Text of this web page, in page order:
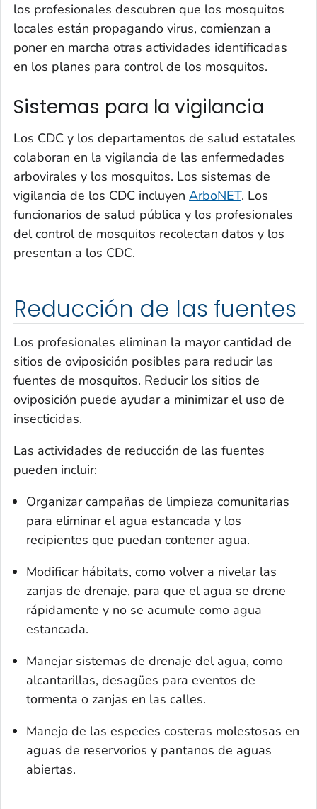
los profesionales descubren que los mosquitos
locales están propagando virus, comienzan a
poner en marcha otras actividades identificadas
en los planes para control de los mosquitos.
Sistemas para la vigilancia
Los CDC y los departamentos de salud estatales
colaboran en la vigilancia de las enfermedades
arbovirales y los mosquitos. Los sistemas de
vigilancia de los CDC incluyen ArboNET. Los
funcionarios de salud pública y los profesionales
del control de mosquitos recolectan datos y los
presentan a los CDC.
Reducción de las fuentes
Los profesionales eliminan la mayor cantidad de
sitios de oviposición posibles para reducir las
fuentes de mosquitos. Reducir los sitios de
oviposición puede ayudar a minimizar el uso de
insecticidas.
Las actividades de reducción de las fuentes
pueden incluir:
Organizar campañas de limpieza comunitarias
para eliminar el agua estancada y los
recipientes que puedan contener agua.
Modificar hábitats, como volver a nivelar las
zanjas de drenaje, para que el agua se drene
rápidamente y no se acumule como agua
estancada.
Manejar sistemas de drenaje del agua, como
alcantarillas, desagües para eventos de
tormenta o zanjas en las calles.
Manejo de las especies costeras molestosas en
aguas de reservorios y pantanos de aguas
abiertas.